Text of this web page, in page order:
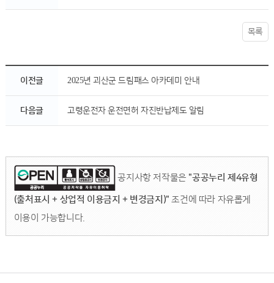
목록
이전글 2025년 괴산군 드림패스 아카데미 안내
다음글 고령운전자 운전면허 자진반납제도 알림
공지사항 저작물은 "공공누리 제4유형
(출처표시 + 상업적 이용금지 + 변경금지)" 조건에 따라 자유롭게
이용이 가능합니다.